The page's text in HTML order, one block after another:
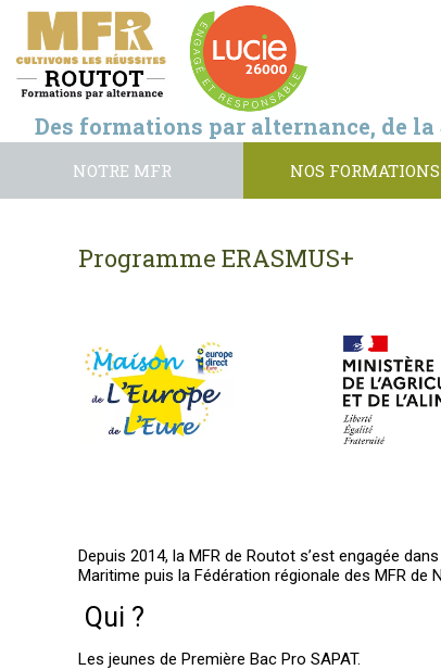
Des formations par alternance, de
NOTRE MFR NOS FORMATIONS
Programme ERASMUS+
Depuis 2014, la MFR de Routot s’est engagée
Maritime puis la Fédération régionale des MFR de
Qui ?
Les jeunes de Première Bac Pro SAPAT.